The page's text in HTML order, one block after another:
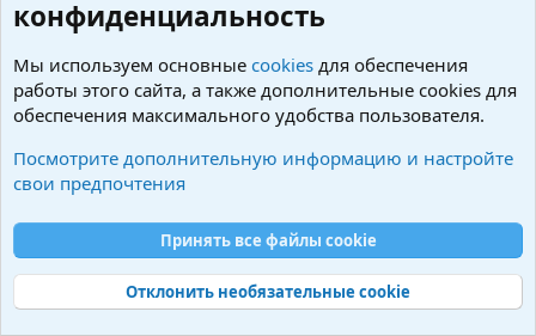
User331
Ответы 0 10.02.23
Войдите или зарегистрируйтесь для ответа.
конфиденциальность
Мы используем основные cookies для обеспечения
работы этого сайта, а также дополнительные cookies для
обеспечения максимального удобства пользователя.
Посмотрите дополнительную информацию и настройте
свои предпочтения
Принять все файлы cookie
Отклонить необязательные cookie